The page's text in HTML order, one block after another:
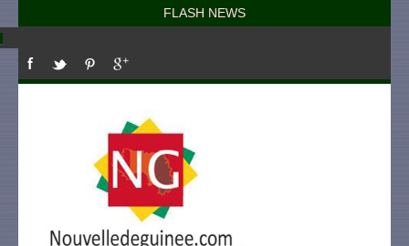
FLASH NEWS